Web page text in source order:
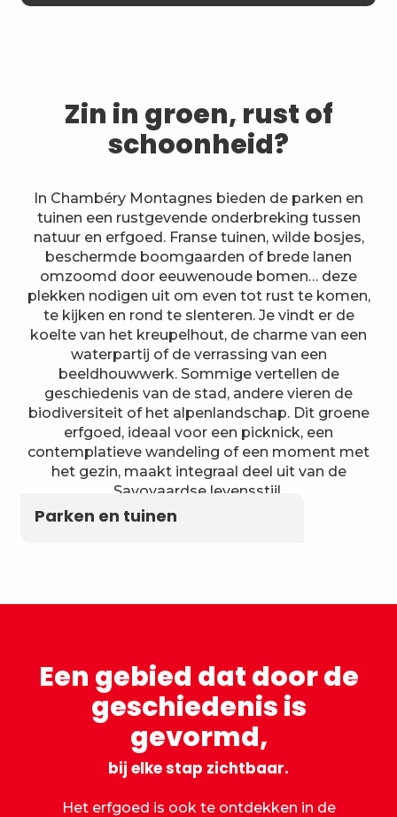
Zin in groen, rust of
schoonheid?
In Chambéry Montagnes bieden de parken en
tuinen een rustgevende onderbreking tussen
natuur en erfgoed. Franse tuinen, wilde bosjes,
beschermde boomgaarden of brede lanen
omzoomd door eeuwenoude bomen… deze
plekken nodigen uit om even tot rust te komen,
te kijken en rond te slenteren. Je vindt er de
koelte van het kreupelhout, de charme van een
waterpartij of de verrassing van een
beeldhouwwerk. Sommige vertellen de
geschiedenis van de stad, andere vieren de
biodiversiteit of het alpenlandschap. Dit groene
erfgoed, ideaal voor een picknick, een
contemplatieve wandeling of een moment met
het gezin, maakt integraal deel uit van de
Savoyaardse levensstijl.
Parken en tuinen
Een gebied dat door de
geschiedenis is
gevormd,
bij elke stap zichtbaar.
Het erfgoed is ook te ontdekken in de